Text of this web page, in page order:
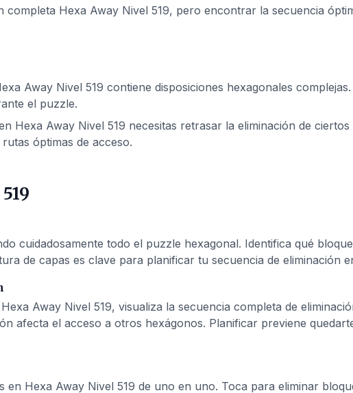
completa Hexa Away Nivel 519, pero encontrar la secuencia
Away Nivel 519 contiene disposiciones hexagonales
el puzzle.
Hexa Away Nivel 519 necesitas retrasar la eliminación de
óptimas de acceso.
cuidadosamente todo el puzzle hexagonal. Identifica qué
de capas es clave para planificar tu secuencia de eliminación
Away Nivel 519, visualiza la secuencia completa de
afecta el acceso a otros hexágonos. Planificar previene
en Hexa Away Nivel 519 de uno en uno. Toca para eliminar